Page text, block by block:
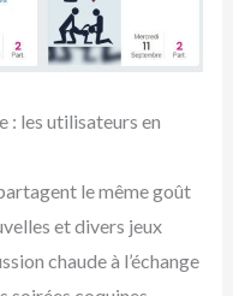
: les utilisateurs en
le même goût
et divers jeux
chaude à l’échange